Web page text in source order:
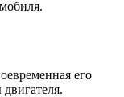
его